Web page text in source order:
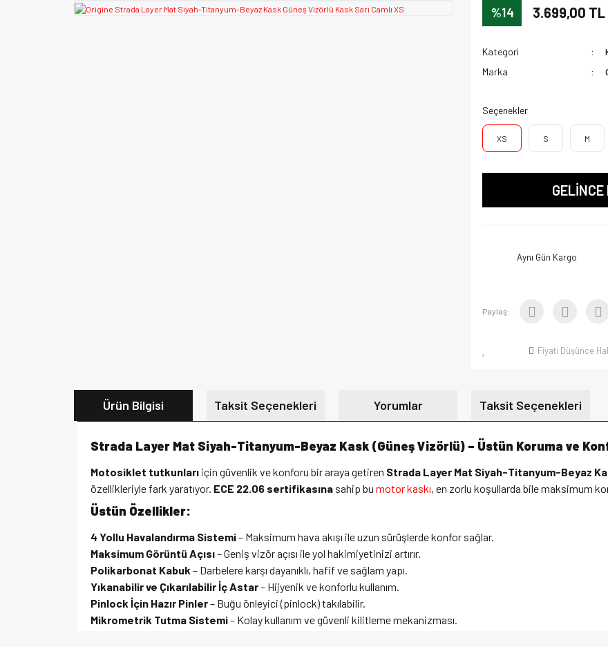
%14 3.699,00 TL
Kategori
Marka
Seçenekler
XS S M
GELİNCE
Aynı Gün Kargo
Paylaş:
Fiyatı Düşünce
Ürün Bilgisi Taksit Seçenekleri Yorumlar Taksit Seçenekleri
Strada Layer Mat Siyah-Titanyum-Beyaz Kask (Güneş Vizörlü) – Üstün Koruma ve
Motosiklet tutkunları için güvenlik ve konforu bir araya getiren Strada Layer Mat Siyah-Titanyum-Beyaz
özellikleriyle fark yaratıyor. ECE 22.06 sertifikasına sahip bu motor kaskı, en zorlu koşullarda bile maksimum
Üstün Özellikler:
4 Yollu Havalandırma Sistemi– Maksimum hava akışı ile uzun sürüşlerde konfor sağlar.
Maksimum Görüntü Açısı– Geniş vizör açısı ile yol hakimiyetinizi artırır.
Polikarbonat Kabuk – Darbelere karşı dayanıklı, hafif ve sağlam yapı.
Yıkanabilir ve Çıkarılabilir İç Astar– Hijyenik ve konforlu kullanım.
Pinlock İçin Hazır Pinler– Buğu önleyici (pinlock) takılabilir.
Mikrometrik Tutma Sistemi– Kolay kullanım ve güvenli kilitleme mekanizması.